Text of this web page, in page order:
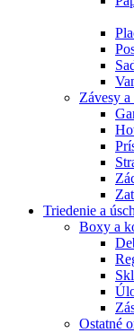
Závesy
Triedenie a
Boxy a
Ostatné